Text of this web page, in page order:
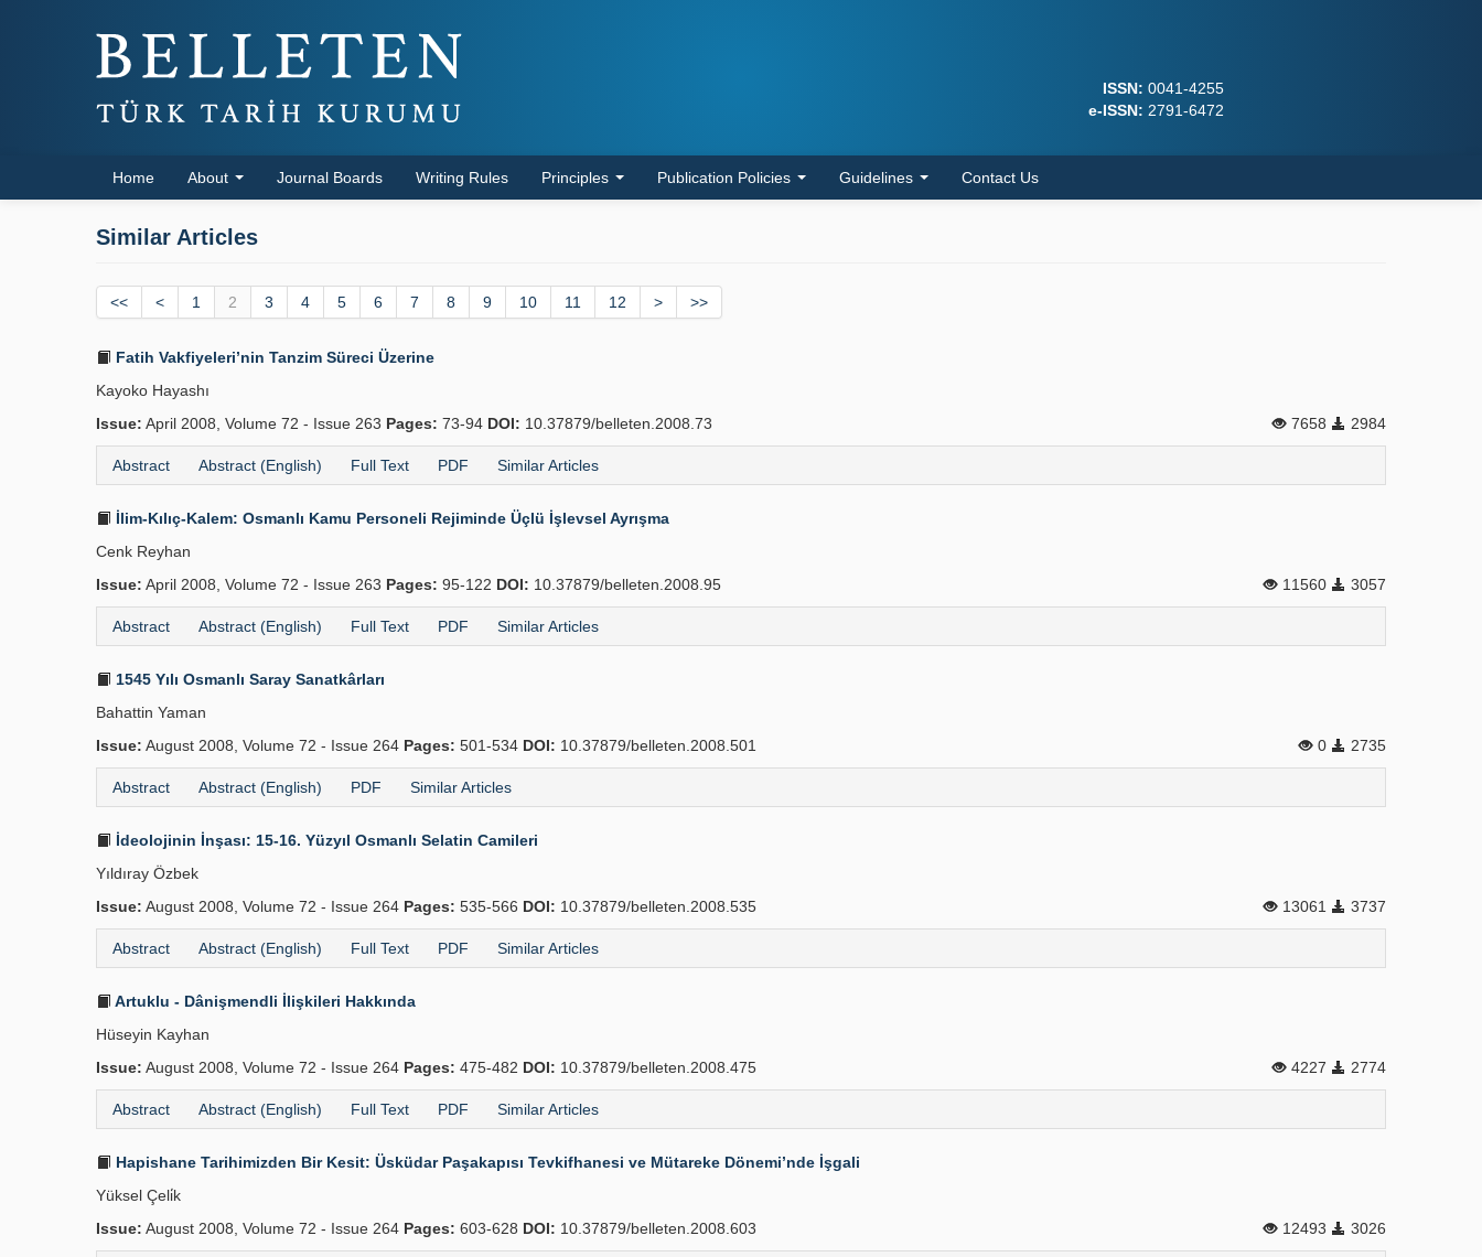
ISSN: 0041-4255
e-ISSN: 2791-6472
Home About Journal Boards Writing Rules Principles Publication Policies Guidelines Contact Us
Similar Articles
<< < 1 2 3 4 5 6 7 8 9 10 11 12 > >>
Fatih Vakfiyeleri’nin Tanzim Süreci Üzerine
Kayoko Hayashı
Issue: April 2008, Volume 72 - Issue 263 Pages: 73-94 DOI: 10.37879/belleten.2008.73 7658 2984
Abstract Abstract (English) Full Text PDF Similar Articles
İlim-Kılıç-Kalem: Osmanlı Kamu Personeli Rejiminde Üçlü İşlevsel Ayrışma
Cenk Reyhan
Issue: April 2008, Volume 72 - Issue 263 Pages: 95-122 DOI: 10.37879/belleten.2008.95 11560 3057
Abstract Abstract (English) Full Text PDF Similar Articles
1545 Yılı Osmanlı Saray Sanatkârları
Bahattin Yaman
Issue: August 2008, Volume 72 - Issue 264 Pages: 501-534 DOI: 10.37879/belleten.2008.501 0 2735
Abstract Abstract (English) PDF Similar Articles
İdeolojinin İnşası: 15-16. Yüzyıl Osmanlı Selatin Camileri
Yıldıray Özbek
Issue: August 2008, Volume 72 - Issue 264 Pages: 535-566 DOI: 10.37879/belleten.2008.535 13061 3737
Abstract Abstract (English) Full Text PDF Similar Articles
Artuklu - Dânişmendli İlişkileri Hakkında
Hüseyin Kayhan
Issue: August 2008, Volume 72 - Issue 264 Pages: 475-482 DOI: 10.37879/belleten.2008.475 4227 2774
Abstract Abstract (English) Full Text PDF Similar Articles
Hapishane Tarihimizden Bir Kesit: Üsküdar Paşakapısı Tevkifhanesi ve Mütareke Dönemi’nde İşgali
Yüksel Çeli̇k
Issue: August 2008, Volume 72 - Issue 264 Pages: 603-628 DOI: 10.37879/belleten.2008.603 12493 3026